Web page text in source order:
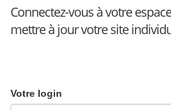
Connectez-vous à votre
mettre à jour votre site
Votre login